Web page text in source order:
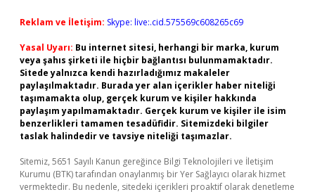
Reklam ve İletişim: Skype: live:.cid.575569c608265c69
Yasal Uyarı: Bu internet sitesi, herhangi bir marka, kurum
veya şahıs şirketi ile hiçbir bağlantısı bulunmamaktadır.
Sitede yalnızca kendi hazırladığımız makaleler
paylaşılmaktadır. Burada yer alan içerikler haber niteliği
taşımamakta olup, gerçek kurum ve kişiler hakkında
paylaşım yapılmamaktadır. Gerçek kurum ve kişiler ile isim
benzerlikleri tamamen tesadüfidir. Sitemizdeki bilgiler
taslak halindedir ve tavsiye niteliği taşımazlar.
Sitemiz, 5651 Sayılı Kanun gereğince Bilgi Teknolojileri ve İletişim
Kurumu (BTK) tarafından onaylanmış bir Yer Sağlayıcı olarak hizmet
vermektedir. Bu nedenle, sitedeki içerikleri proaktif olarak denetleme